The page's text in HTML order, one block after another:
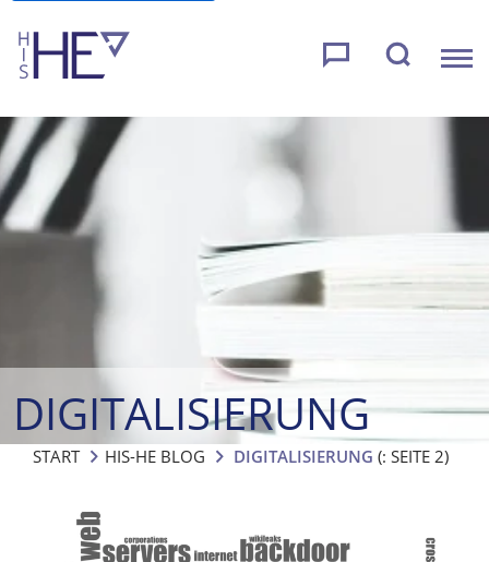
DIGITALISIERUNG
START HIS-HE BLOG DIGITALISIERUNG (: SEITE 2)